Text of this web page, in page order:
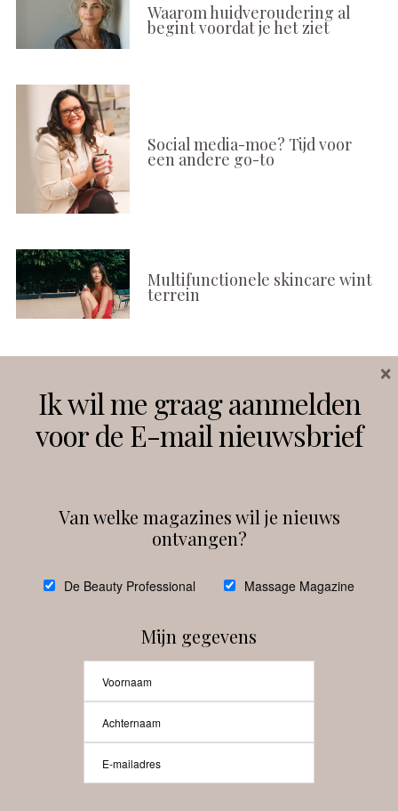
Waarom huidveroudering al
begint voordat je het ziet
Social media-moe? Tijd voor
een andere go-to
Multifunctionele skincare wint
terrein
Instagram Facebook
debeautyprofessional
Beauty-Pro.nl
Ik wil me graag aanmelden
voor de E-mail nieuwsbrief
Van welke magazines wil je nieuws
ontvangen?
De Beauty Professional Massage Magazine
Mijn gegevens
×